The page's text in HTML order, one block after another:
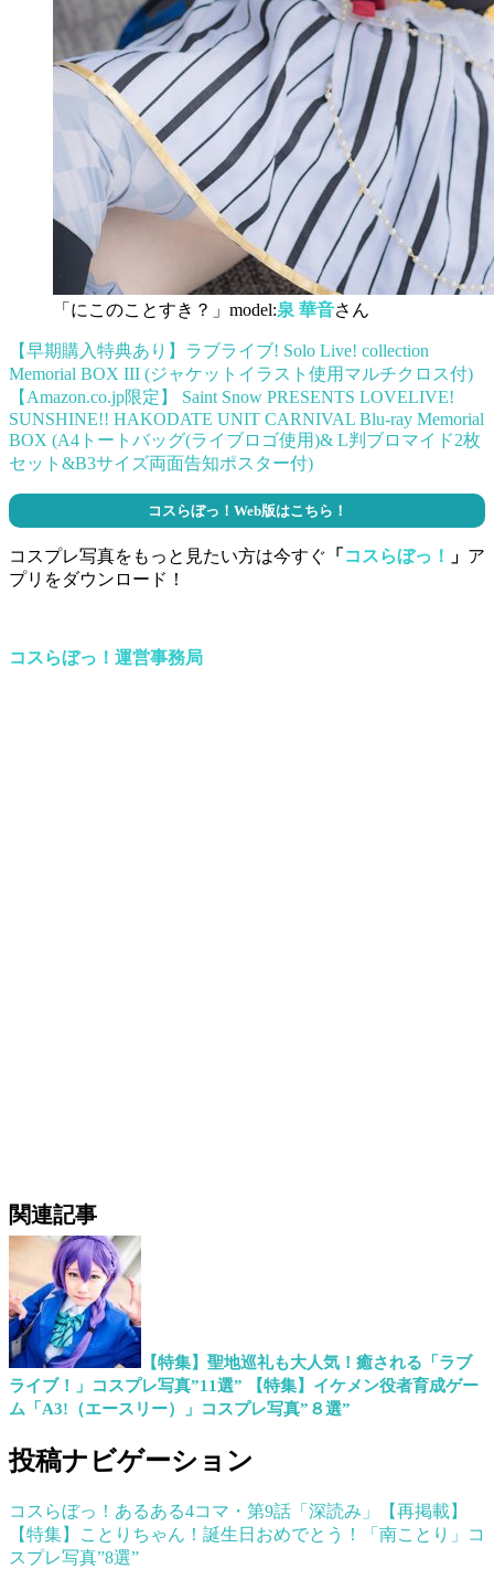
「にこのことすき？」model:泉 華音さん
【早期購入特典あり】ラブライブ! Solo Live! collection
Memorial BOX III (ジャケットイラスト使用マルチクロス付)
【Amazon.co.jp限定】 Saint Snow PRESENTS LOVELIVE!
SUNSHINE!! HAKODATE UNIT CARNIVAL Blu-ray Memorial
BOX (A4トートバッグ(ライブロゴ使用)& L判ブロマイド2枚
セット&B3サイズ両面告知ポスター付)
コスらぼっ！Web版はこちら！
コスプレ写真をもっと見たい方は今すぐ 「 コスらぼっ！ 」 ア
プリをダウンロード！
コスらぼっ！運営事務局
関連記事
【特集】聖地巡礼も大人気！癒される「ラブ
ライブ！」コスプレ写真”11選”
【特集】イケメン役者育成ゲー
ム「A3!（エースリー）」コスプレ写真”８選”
投稿ナビゲーション
コスらぼっ！あるある4コマ・第9話「深読み」【再掲載】
【特集】ことりちゃん！誕生日おめでとう！「南ことり」コ
スプレ写真”8選”